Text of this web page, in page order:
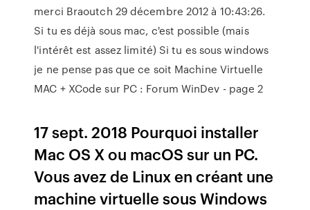
merci Braoutch 29 décembre 2012 à 10:43:26.
Si tu es déjà sous mac, c'est possible (mais
l'intérêt est assez limité) Si tu es sous windows
je ne pense pas que ce soit Machine Virtuelle
MAC + XCode sur PC : Forum WinDev - page 2
17 sept. 2018 Pourquoi installer
Mac OS X ou macOS sur un PC.
Vous avez de Linux en créant une
machine virtuelle sous Windows